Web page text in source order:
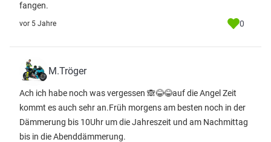
fangen.
vor 5 Jahre 0
M.Tröger
Ach ich habe noch was vergessen 🙈😂😂auf die Angel Zeit
kommt es auch sehr an.Früh morgens am besten noch in der
Dämmerung bis 10Uhr um die Jahreszeit und am Nachmittag
bis in die Abenddämmerung.